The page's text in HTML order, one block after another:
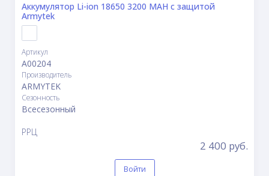
Аккумулятор Li-ion 18650 3200 MAH с защитой
Armytek
Артикул
A00204
Производитель
ARMYTEK
Сезонность
Всесезонный
РРЦ
2 400 руб.
Войти